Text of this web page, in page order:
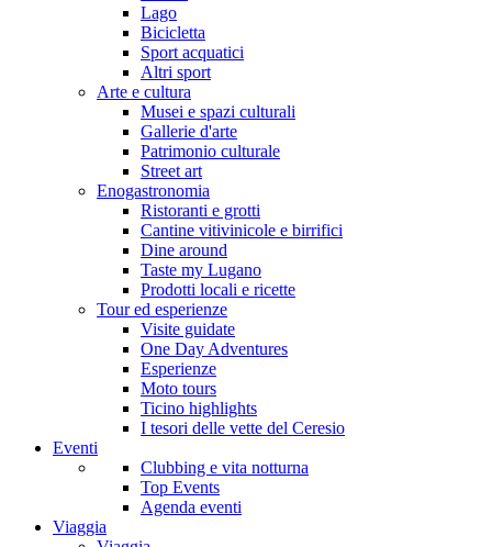
Lago
Bicicletta
Sport acquatici
Altri sport
Arte e cultura
Musei e spazi culturali
Gallerie d'arte
Patrimonio culturale
Street art
Enogastronomia
Ristoranti e grotti
Cantine vitivinicole e birrifici
Dine around
Taste my Lugano
Prodotti locali e ricette
Tour ed esperienze
Visite guidate
One Day Adventures
Esperienze
Moto tours
Ticino highlights
I tesori delle vette del Ceresio
Eventi
Clubbing e vita notturna
Top Events
Agenda eventi
Viaggia